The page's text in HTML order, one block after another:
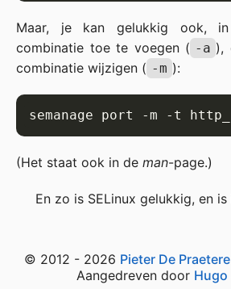
Maar, je kan gelukkig ook,
combinatie toe te voegen ( -a ),
combinatie wijzigen ( -m ):
semanage port -m -t
(Het staat ook in de man-page.)
En zo is SELinux gelukkig, en
© 2012 - 2026 Pieter De Praetere
Aangedreven door Hugo